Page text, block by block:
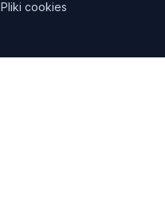
Pliki cookies